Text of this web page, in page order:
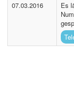
07.03.2016
Es